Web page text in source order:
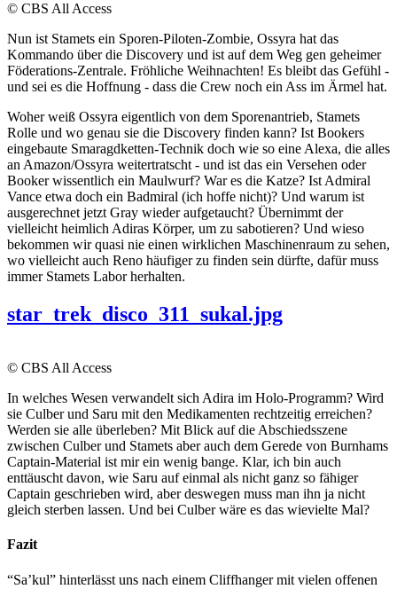
© CBS All Access
Nun ist Stamets ein Sporen-Piloten-Zombie, Ossyra hat das
Kommando über die Discovery und ist auf dem Weg gen geheimer
Föderations-Zentrale. Fröhliche Weihnachten! Es bleibt das Gefühl -
und sei es die Hoffnung - dass die Crew noch ein Ass im Ärmel hat.
Woher weiß Ossyra eigentlich von dem Sporenantrieb, Stamets
Rolle und wo genau sie die Discovery finden kann? Ist Bookers
eingebaute Smaragdketten-Technik doch wie so eine Alexa, die alles
an Amazon/Ossyra weitertratscht - und ist das ein Versehen oder
Booker wissentlich ein Maulwurf? War es die Katze? Ist Admiral
Vance etwa doch ein Badmiral (ich hoffe nicht)? Und warum ist
ausgerechnet jetzt Gray wieder aufgetaucht? Übernimmt der
vielleicht heimlich Adiras Körper, um zu sabotieren? Und wieso
bekommen wir quasi nie einen wirklichen Maschinenraum zu sehen,
wo vielleicht auch Reno häufiger zu finden sein dürfte, dafür muss
immer Stamets Labor herhalten.
star_trek_disco_311_sukal.jpg
© CBS All Access
In welches Wesen verwandelt sich Adira im Holo-Programm? Wird
sie Culber und Saru mit den Medikamenten rechtzeitig erreichen?
Werden sie alle überleben? Mit Blick auf die Abschiedsszene
zwischen Culber und Stamets aber auch dem Gerede von Burnhams
Captain-Material ist mir ein wenig bange. Klar, ich bin auch
enttäuscht davon, wie Saru auf einmal als nicht ganz so fähiger
Captain geschrieben wird, aber deswegen muss man ihn ja nicht
gleich sterben lassen. Und bei Culber wäre es das wievielte Mal?
Fazit
“Sa’kul” hinterlässt uns nach einem Cliffhanger mit vielen offenen